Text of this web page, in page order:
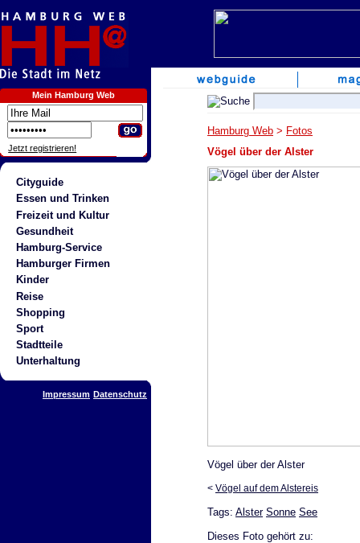
Mein Hamburg Web
Jetzt registrieren!
Cityguide
Essen und Trinken
Freizeit und Kultur
Gesundheit
Hamburg-Service
Hamburger Firmen
Kinder
Reise
Shopping
Sport
Stadtteile
Unterhaltung
Impressum Datenschutz
Hamburg Web > Fotos
Vögel über der Alster
Vögel über der Alster
< Vögel auf dem Alstereis
Tags: Alster Sonne See
Dieses Foto gehört zu: